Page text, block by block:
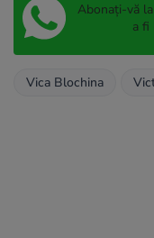
Abonați-vă
a fi
Vica Blochina